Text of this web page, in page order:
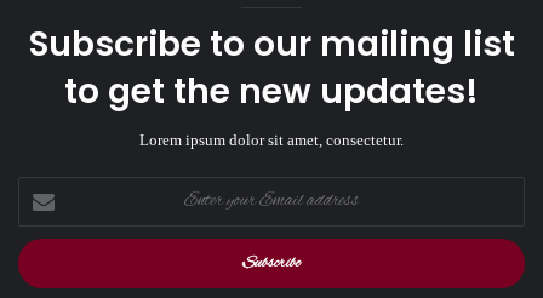
Subscribe to our mailing list
to get the new updates!
Lorem ipsum dolor sit amet, consectetur.
your
Email
address